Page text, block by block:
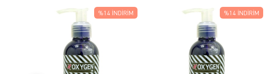
%14 İNDIRIM %14 İNDIRIM